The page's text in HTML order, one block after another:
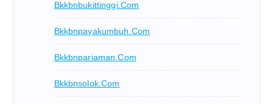
Bkkbnbukittinggi.com
Bkkbnpayakumbuh.com
Bkkbnpariaman.com
Bkkbnsolok.com